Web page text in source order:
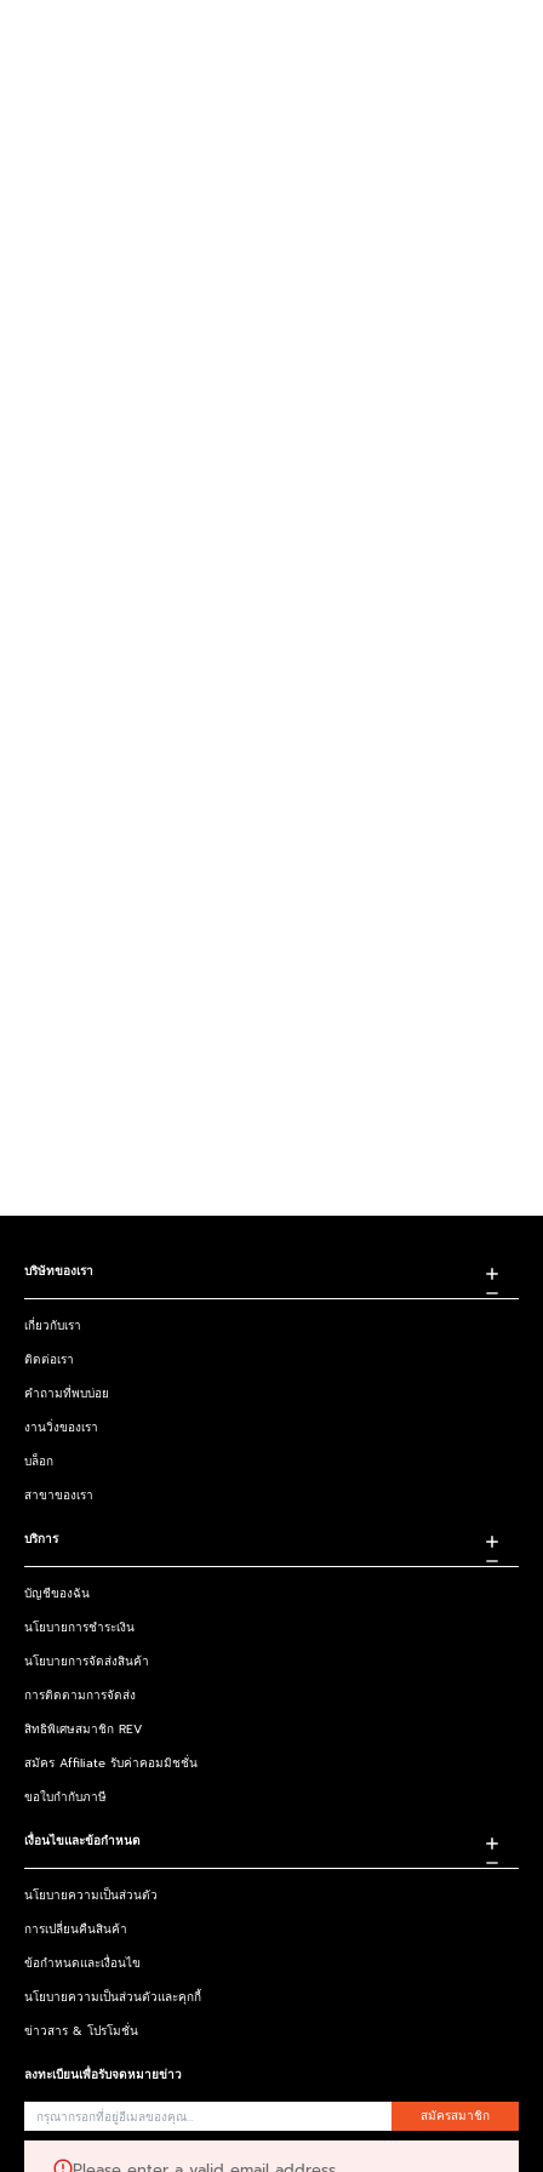
บริษัทของเรา
เกี่ยวกับเรา
ติดต่อเรา
คำถามที่พบบ่อย
งานวิ่งของเรา
บล็อก
สาขาของเรา
บริการ
บัญชีของฉัน
นโยบายการชำระเงิน
นโยบายการจัดส่งสินค้า
การติดตามการจัดส่ง
สิทธิพิเศษสมาชิก REV
สมัคร Affiliate รับค่าคอมมิชชั่น
ขอใบกำกับภาษี
เงื่อนไขและข้อกำหนด
นโยบายความเป็นส่วนตัว
การเปลี่ยนคืนสินค้า
ข้อกำหนดและเงื่อนไข
นโยบายความเป็นส่วนตัวและคุกกี้
ข่าวสาร & โปรโมชั่น
ลงทะเบียนเพื่อรับจดหมายข่าว
สมัครสมาชิก